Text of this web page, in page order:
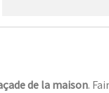
de la maison.